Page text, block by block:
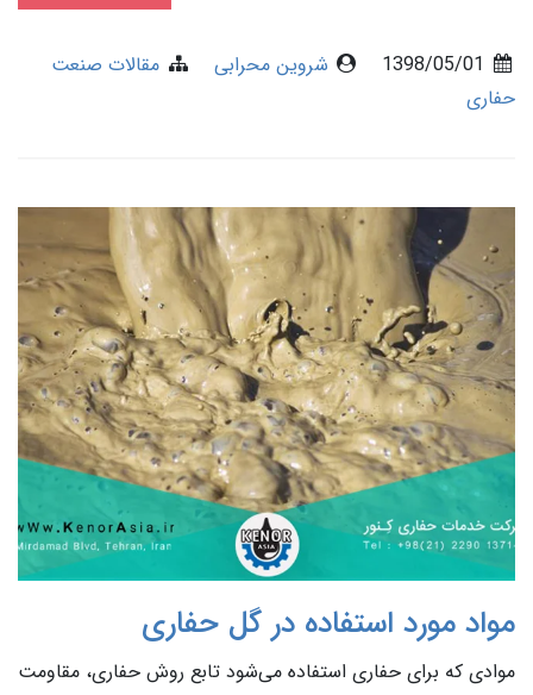
شروین محرابی
مقالات صنعت
حفاری
مواد مورد استفاده در گل حفاری
موادی که برای حفاری استفاده می‌شود تابع روش حفاری، مقاومت